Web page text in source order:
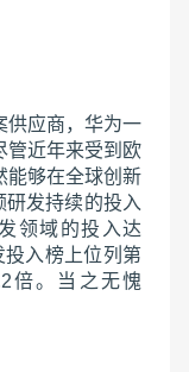
供应商，华为一
管近年来受到欧
能够在全球创新
发持续的投入
领域的投入达
投入榜上位列第
倍。当之无愧